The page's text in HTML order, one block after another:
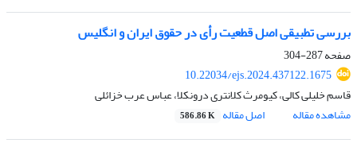
بررسی تطبیقی اصل قطعیت رأی در حقوق ایران و انگلیس
صفحه287-304
10.22034/ejs.2024.437122.1675
قاسم خلیلی کالی، کیومرث کلانتری درونکلا، عباس عرب خزائلی
مشاهده مقاله
اصل مقاله 586.86 K